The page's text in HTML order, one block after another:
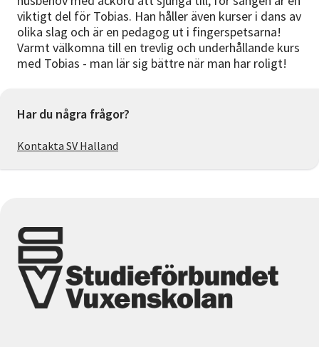
viktigt del för Tobias. Han håller även kurser i dans av
olika slag och är en pedagog ut i fingerspetsarna!
Varmt välkomna till en trevlig och underhållande kurs
med Tobias - man lär sig bättre när man har roligt!
Har du några frågor?
Kontakta SV Halland